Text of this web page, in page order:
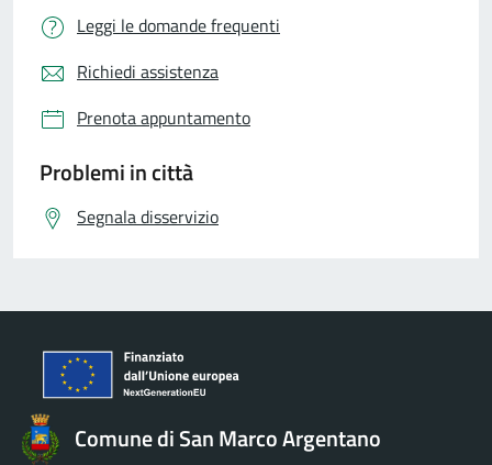
Leggi le domande frequenti
Richiedi assistenza
Prenota appuntamento
Problemi in città
Segnala disservizio
Comune di San Marco Argentano